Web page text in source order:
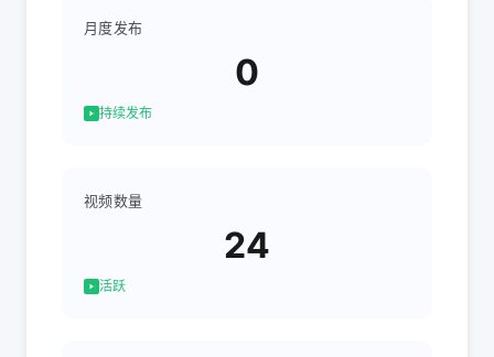
月度发布
0
持续发布
视频数量
24
活跃